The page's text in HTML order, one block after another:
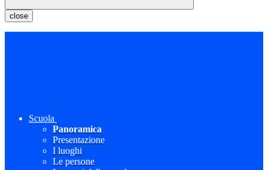
close
Scuola
Panoramica
Presentazione
I luoghi
Le persone